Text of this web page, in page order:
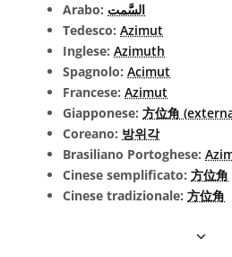
Arabo: السَّمت
Tedesco: Azimut
Inglese: Azimuth
Spagnolo: Acimut
Francese: Azimut
Giapponese: 方位角
Coreano: 방위각
Brasiliano Portoghese:
Cinese semplificato: 方位角
Cinese tradizionale: 方位角